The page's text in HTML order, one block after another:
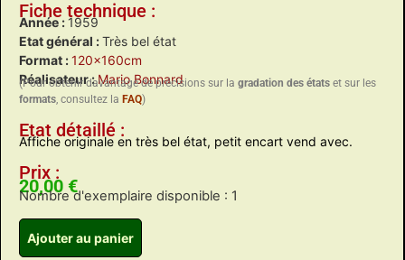
Fiche technique :
Année : 1959
Etat général :Très bel état
Format :120x160cm
Réalisateur :Mario Bonnard
(Pour obtenir davantage de précisions sur la gradation des états et sur les
formats, consultez la FAQ)
Etat détaillé :
Affiche originale en très bel état, petit encart vend avec.
Prix :
20,00 €
Nombre d'exemplaire disponible : 1
Ajouter au panier